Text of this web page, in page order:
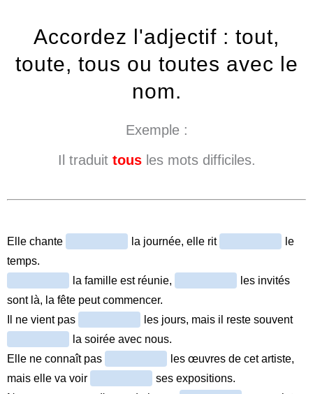
Accordez l'adjectif : tout,
toute, tous ou toutes avec le
nom.
Exemple :
Il traduit tousles mots difficiles.